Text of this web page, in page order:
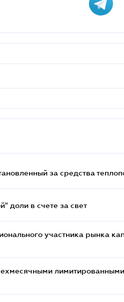
за средства
доли в счете за свет
участника рынка
лимитированными